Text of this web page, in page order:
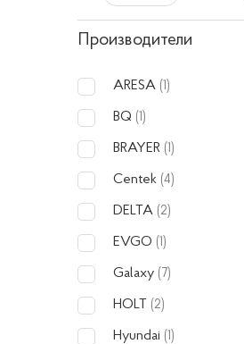
Производители
ARESA (1)
BQ (1)
BRAYER (1)
Centek (4)
DELTA (2)
EVGO (1)
Galaxy (7)
HOLT (2)
Hyundai (1)